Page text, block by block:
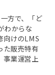
方で、「ど
わからな
向けのLMS
た販売特有
事業運営上